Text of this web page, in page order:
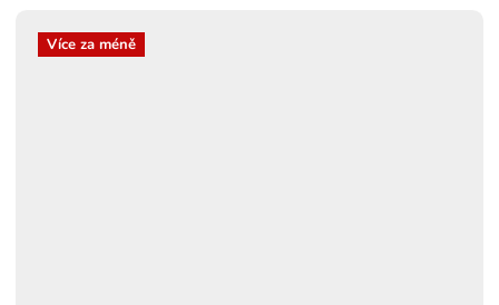
Více za méně